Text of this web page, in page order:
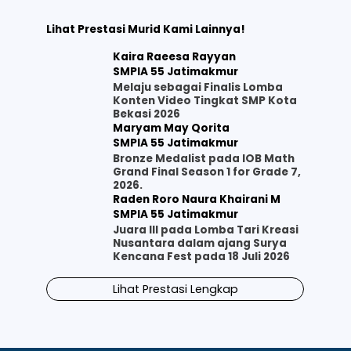
Lihat Prestasi Murid Kami Lainnya!
Kaira Raeesa Rayyan
SMPIA 55 Jatimakmur
Melaju sebagai Finalis Lomba
Konten Video Tingkat SMP Kota
Bekasi 2026
Maryam May Qorita
SMPIA 55 Jatimakmur
Bronze Medalist pada IOB Math
Grand Final Season 1 for Grade 7,
2026.
Raden Roro Naura Khairani M
SMPIA 55 Jatimakmur
Juara III pada Lomba Tari Kreasi
Nusantara dalam ajang Surya
Kencana Fest pada 18 Juli 2026
Lihat Prestasi Lengkap